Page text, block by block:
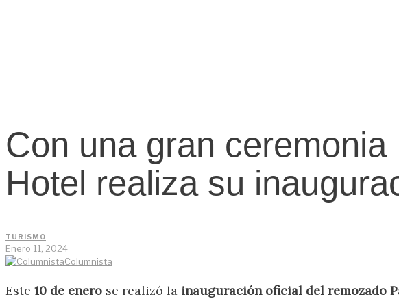
Con una gran
Hotel realiza su
TURISMO
Enero 11, 2024
Columnista
Este 10 de enero se realizó la inauguración oficial del remozado